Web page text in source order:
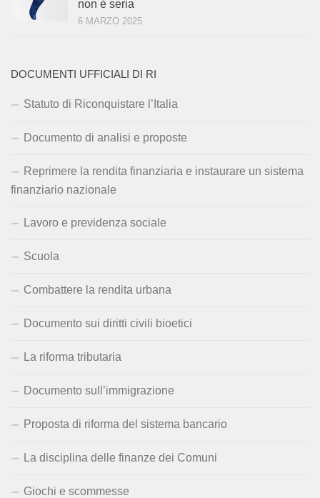
non è seria
6 MARZO 2025
DOCUMENTI UFFICIALI DI RI
Statuto di Riconquistare l’Italia
Documento di analisi e proposte
Reprimere la rendita finanziaria e instaurare un sistema
finanziario nazionale
Lavoro e previdenza sociale
Scuola
Combattere la rendita urbana
Documento sui diritti civili bioetici
La riforma tributaria
Documento sull’immigrazione
Proposta di riforma del sistema bancario
La disciplina delle finanze dei Comuni
Giochi e scommesse